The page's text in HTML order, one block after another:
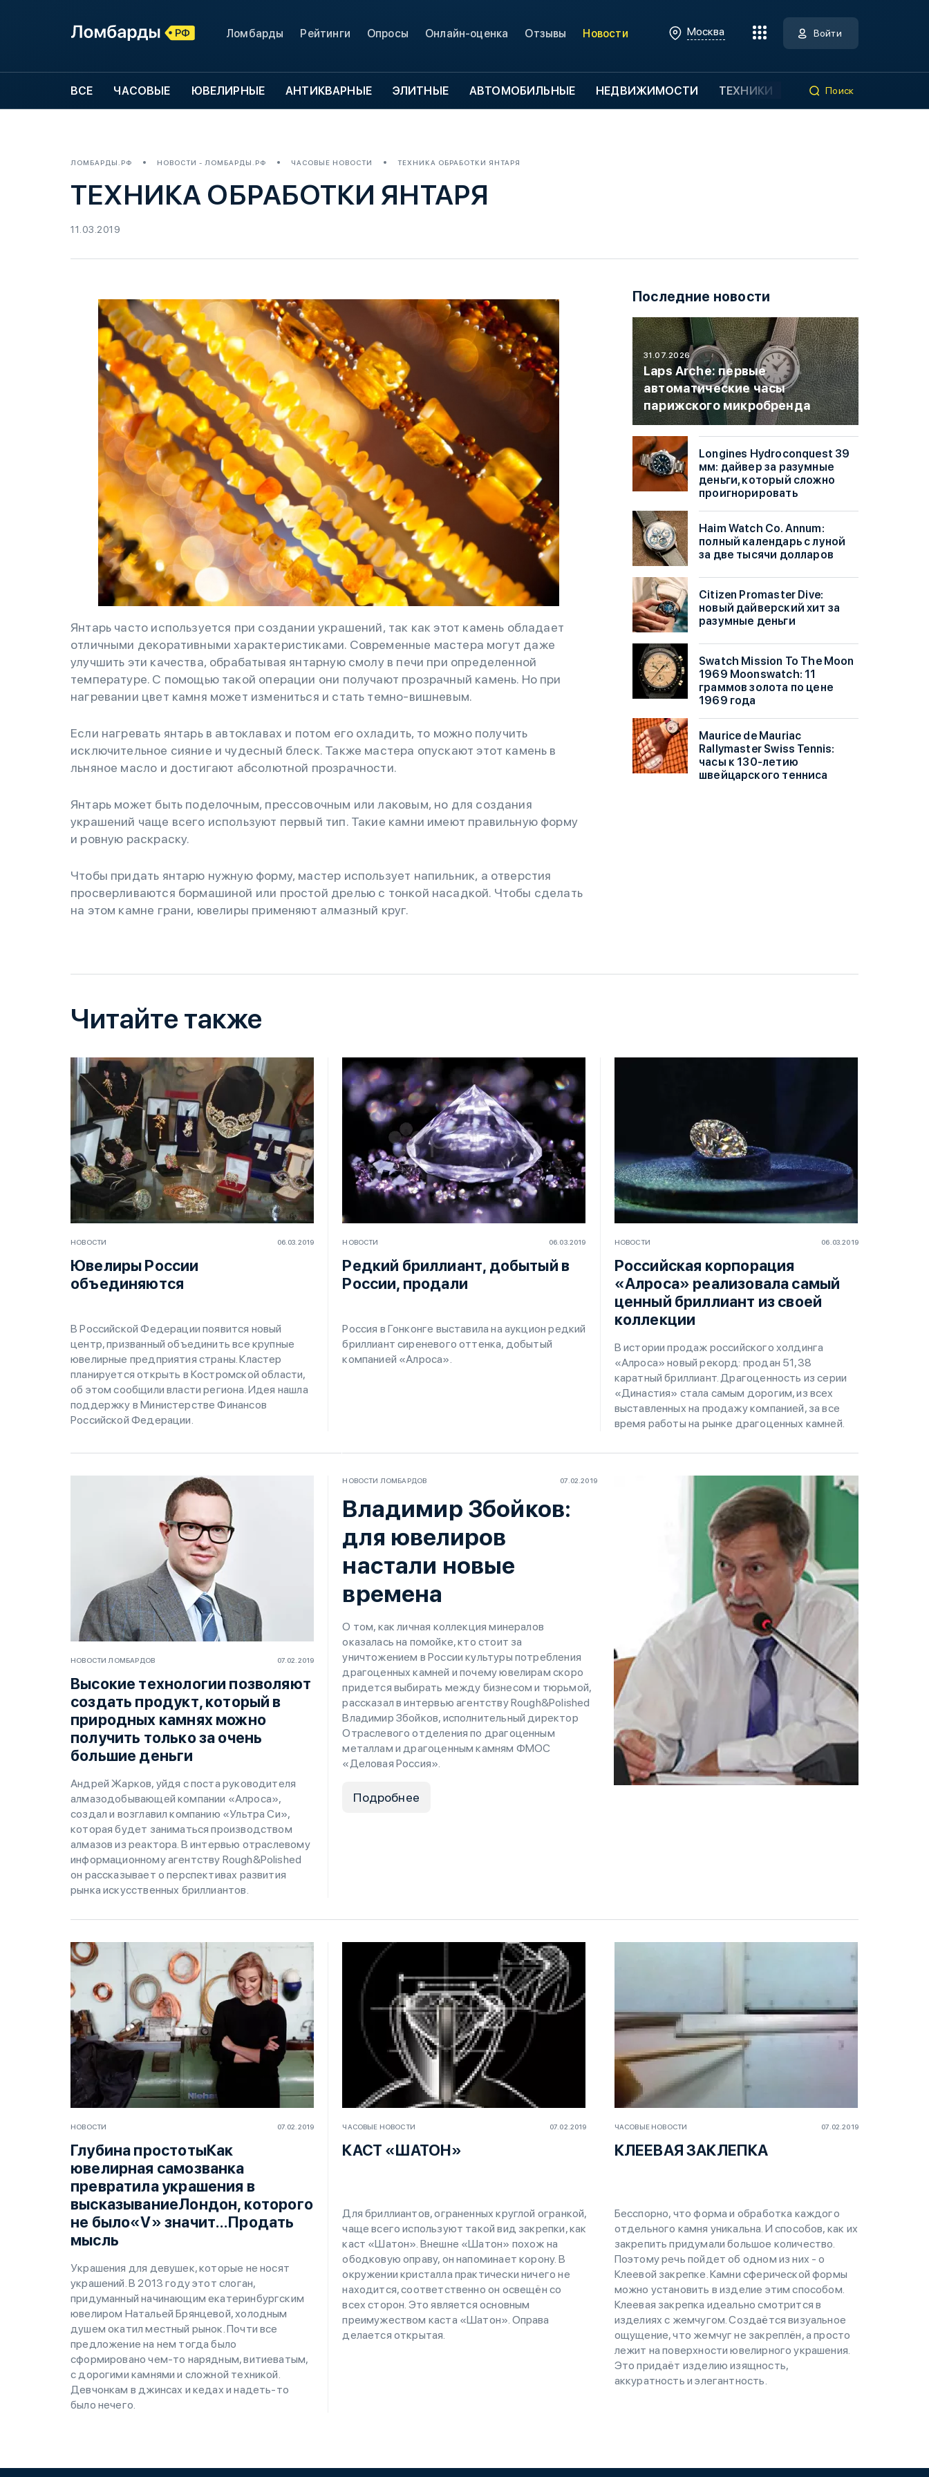
Ломбарды Рейтинги Опросы Онлайн-оценка Отзывы Новости Москва Войти
ВСЕ ЧАСОВЫЕ ЮВЕЛИРНЫЕ АНТИКВАРНЫЕ ЭЛИТНЫЕ АВТОМОБИЛЬНЫЕ НЕДВИЖИМОСТИ ТЕХНИКИ Поиск
ЛОМБАРДЫ.РФ НОВОСТИ - ЛОМБАРДЫ.РФ ЧАСОВЫЕ НОВОСТИ ТЕХНИКА ОБРАБОТКИ ЯНТАРЯ
ТЕХНИКА ОБРАБОТКИ ЯНТАРЯ
11.03.2019
Янтарь часто используется при создании украшений, так как этот камень обладает
отличными декоративными характеристиками. Современные мастера могут даже
улучшить эти качества, обрабатывая янтарную смолу в печи при определенной
температуре. С помощью такой операции они получают прозрачный камень. Но при
нагревании цвет камня может измениться и стать темно-вишневым.
Если нагревать янтарь в автоклавах и потом его охладить, то можно получить
исключительное сияние и чудесный блеск. Также мастера опускают этот камень в
льняное масло и достигают абсолютной прозрачности.
Янтарь может быть поделочным, прессовочным или лаковым, но для создания
украшений чаще всего используют первый тип. Такие камни имеют правильную форму
и ровную раскраску.
Чтобы придать янтарю нужную форму, мастер использует напильник, а отверстия
просверливаются бормашиной или простой дрелью с тонкой насадкой. Чтобы сделать
на этом камне грани, ювелиры применяют алмазный круг.
Последние новости
31.07.2026
Laps Arche: первые
автоматические часы
парижского микробренда
Longines Hydroconquest 39
мм: дайвер за разумные
деньги, который сложно
проигнорировать
Haim Watch Co. Annum:
полный календарь с луной
за две тысячи долларов
Citizen Promaster Dive:
новый дайверский хит за
разумные деньги
Swatch Mission To The Moon
1969 Moonswatch: 11
граммов золота по цене
1969 года
Maurice de Mauriac
Rallymaster Swiss Tennis:
часы к 130-летию
швейцарского тенниса
Читайте также
НОВОСТИ 06.03.2019
Ювелиры России
объединяются
В Российской Федерации появится новый
центр, призванный объединить все крупные
ювелирные предприятия страны. Кластер
планируется открыть в Костромской области,
об этом сообщили власти региона. Идея нашла
поддержку в Министерстве Финансов
Российской Федерации.
НОВОСТИ 06.03.2019
Редкий бриллиант, добытый в
России, продали
Россия в Гонконге выставила на аукцион редкий
бриллиант сиреневого оттенка, добытый
компанией «Алроса».
НОВОСТИ 06.03.2019
Российская корпорация
«Алроса» реализовала самый
ценный бриллиант из своей
коллекции
В истории продаж российского холдинга
«Алроса» новый рекорд: продан 51,38
каратный бриллиант. Драгоценность из серии
«Династия» стала самым дорогим, из всех
выставленных на продажу компанией, за все
время работы на рынке драгоценных камней.
НОВОСТИ ЛОМБАРДОВ 07.02.2019
Высокие технологии позволяют
создать продукт, который в
природных камнях можно
получить только за очень
большие деньги
Андрей Жарков, уйдя с поста руководителя
алмазодобывающей компании «Алроса»,
создал и возглавил компанию «Ультра Си»,
которая будет заниматься производством
алмазов из реактора. В интервью отраслевому
информационному агентству Rough&Polished
он рассказывает о перспективах развития
рынка искусственных бриллиантов.
НОВОСТИ ЛОМБАРДОВ 07.02.2019
Владимир Збойков:
для ювелиров
настали новые
времена
О том, как личная коллекция минералов
оказалась на помойке, кто стоит за
уничтожением в России культуры потребления
драгоценных камней и почему ювелирам скоро
придется выбирать между бизнесом и тюрьмой,
рассказал в интервью агентству Rough&Polished
Владимир Збойков, исполнительный директор
Отраслевого отделения по драгоценным
металлам и драгоценным камням ФМОС
«Деловая Россия».
Подробнее
НОВОСТИ 07.02.2019
Глубина простотыКак
ювелирная самозванка
превратила украшения в
высказываниеЛондон, которого
не было«V» значит…Продать
мысль
Украшения для девушек, которые не носят
украшений. В 2013 году этот слоган,
придуманный начинающим екатеринбургским
ювелиром Натальей Брянцевой, холодным
душем окатил местный рынок. Почти все
предложение на нем тогда было
сформировано чем-то нарядным, витиеватым,
с дорогими камнями и сложной техникой.
Девчонкам в джинсах и кедах и надеть-то
было нечего.
ЧАСОВЫЕ НОВОСТИ 07.02.2019
КАСТ «ШАТОН»
Для бриллиантов, ограненных круглой огранкой,
чаще всего используют такой вид закрепки, как
каст «Шатон». Внешне «Шатон» похож на
ободковую оправу, он напоминает корону. В
окружении кристалла практически ничего не
находится, соответственно он освещён со
всех сторон. Это является основным
преимужеством каста «Шатон». Оправа
делается открытая.
ЧАСОВЫЕ НОВОСТИ 07.02.2019
КЛЕЕВАЯ ЗАКЛЕПКА
Бесспорно, что форма и обработка каждого
отдельного камня уникальна. И способов, как их
закрепить придумали большое количество.
Поэтому речь пойдет об одном из них - о
Клеевой закрепке. Камни сферической формы
можно установить в изделие этим способом.
Клеевая закрепка идеально смотрится в
изделиях с жемчугом. Создаётся визуальное
ощущение, что жемчуг не закреплён, а просто
лежит на поверхности ювелирного украшения.
Это придаёт изделию изящность,
аккуратность и элегантность.